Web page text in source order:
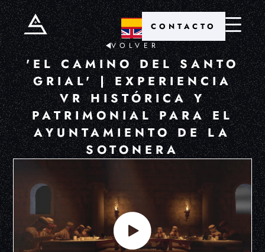
CONTACTO
VOLVER
'EL CAMINO DEL SANTO
GRIAL' | EXPERIENCIA
VR HISTÓRICA Y
PATRIMONIAL PARA EL
AYUNTAMIENTO DE LA
SOTONERA